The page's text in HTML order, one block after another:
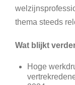
thema steeds
Wat blijkt
Hoge